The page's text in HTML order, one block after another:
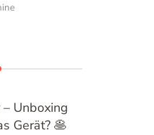
Unboxing
Gerät? 🥞